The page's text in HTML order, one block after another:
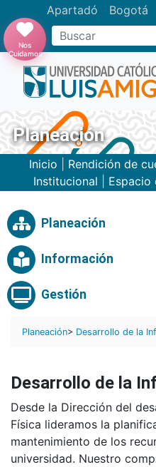
Apartadó Bogotá
Buscar
Nos
Cuidamos
Planeación
Inicio Rendición de
Institucional
Espacio
Planeación
Información
Gestión
Planeación> Desarrollo de la
Desarrollo de la
Desde la Dirección del
Física lideramos la
mantenimiento de los
universidad. Nuestro